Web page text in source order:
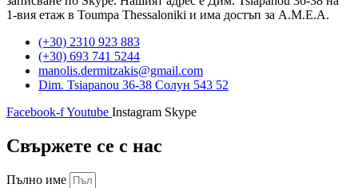
1-вия етаж в Toumpa Thessaloniki и има достъп за A.M.E.A.
(+30) 2310 923 883
(+30) 693 741 5244
manolis.dermitzakis@gmail.com
Dim. Tsiapanou 36-38 Солун 543 52
Facebook-fYoutube Instagram Skype
Свържете се с нас
Пълно име